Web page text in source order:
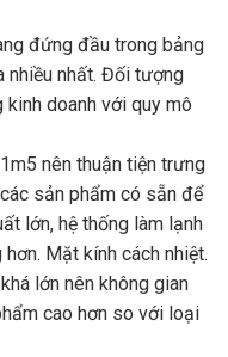
đứng đầu trong bảng
nhiều nhất. Đối tượng
kinh doanh với quy mô
nên thuận tiện trưng
sản phẩm có sẵn để
lớn, hệ thống làm lạnh
Mặt kính cách nhiệt.
lớn nên không gian
cao hơn so với loại